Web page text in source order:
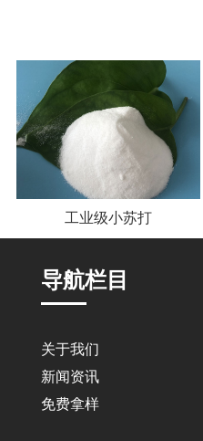
工业级小苏打
导航栏目
关于我们
新闻资讯
免费拿样